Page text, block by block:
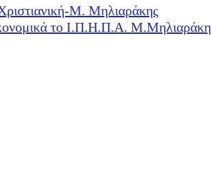
Μ. Μηλιαράκης
το Ι.Π.Η.Π.Α. Μ.Μηλιαράκη